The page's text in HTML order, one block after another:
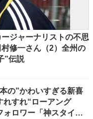
ジャーナリストの不思
修一さん（2）全州の
”伝説
の”かわいすぎる新喜
れすれ“ローアング
ォロワー「神スタイ